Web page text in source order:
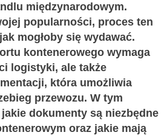
międzynarodowym.
popularności, proces ten
mogłoby się wydawać.
kontenerowego wymaga
logistyki, ale także
która umożliwia
przewozu. W tym
dokumenty są niezbędne
oraz jakie mają